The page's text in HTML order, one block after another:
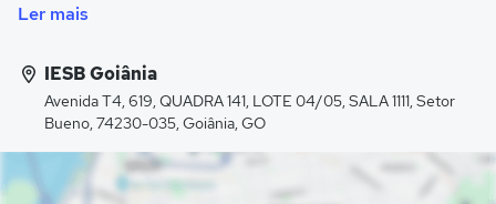
localizado próximo ao Parque da Cidade. Ele conta com
laboratórios, salas de aula, clínica-escola, auditórios,
cantina e estacionamento. Além disso, o campus Sul
oferece cursos nas áreas de ciências humanas, sociais,
exatas e tecnológicas.
Por fim, o Campus Ceilândia conta com cursos de
Ler mais
IESB Goiânia
Avenida T4, 619, QUADRA 141, LOTE 04/05, SALA 1111, Setor
Bueno, 74230-035, Goiânia, GO